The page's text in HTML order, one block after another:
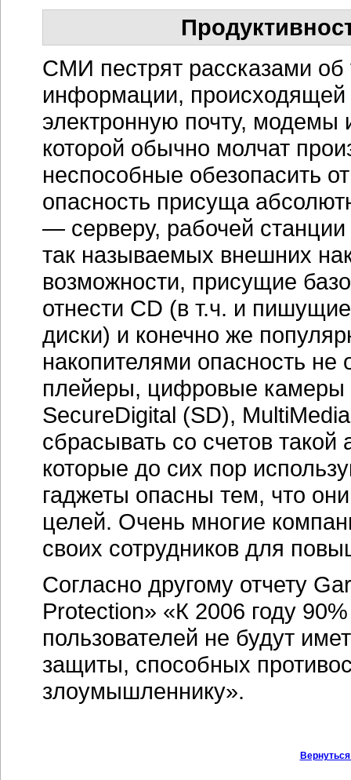
СМИ пестрят рассказами
информации,
электронную почту, модемы
которой обычно молчат
неспособные обезопасить
опасность присуща
— серверу, рабочей
так называемых внешних
возможности, присущие
отнести CD (в т.ч. и
диски) и конечно же
накопителями опасность не
плейеры, цифровые камеры
SecureDigital (SD),
сбрасывать со счетов
которые до сих пор
гаджеты опасны тем, что
целей. Очень многие
своих сотрудников для
Согласно другому отчету
Protection» «К 2006 году
пользователей не будут
защиты, способных
злоумышленнику».